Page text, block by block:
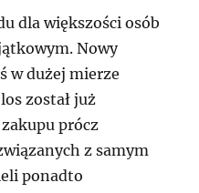
dla większości osób
Nowy
w dużej mierze
został już
prócz
z samym
ponadto